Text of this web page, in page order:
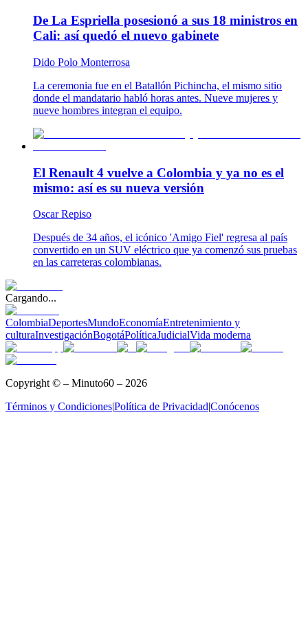
De La Espriella posesionó a sus 18 ministros en
Cali: así quedó el nuevo gabinete
Dido Polo Monterrosa
La ceremonia fue en el Batallón Pichincha, el mismo sitio
donde el mandatario habló horas antes. Nueve mujeres y
nueve hombres integran el equipo.
El Renault 4 vuelve a Colombia y ya no es el
mismo: así es su nueva versión
Oscar Repiso
Después de 34 años, el icónico 'Amigo Fiel' regresa al país
convertido en un SUV eléctrico que ya comenzó sus pruebas
en las carreteras colombianas.
Cargando...
ColombiaDeportesMundoEconomíaEntretenimiento y
culturaInvestigaciónBogotáPolíticaJudicialVida moderna
Copyright © – Minuto60 – 2026
Términos y Condiciones|Política de Privacidad|Conócenos